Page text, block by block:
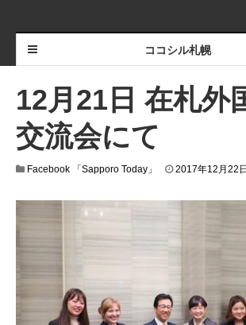
ココシル札幌
12月21日 在札外
交流会にて
Facebook 「Sapporo Today」 2017年12月22日